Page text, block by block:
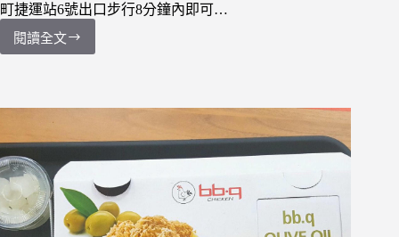
町捷運站6號出口步行8分鐘內即可…
閱讀全文
【食
西
門
【阿
豬
媽
아